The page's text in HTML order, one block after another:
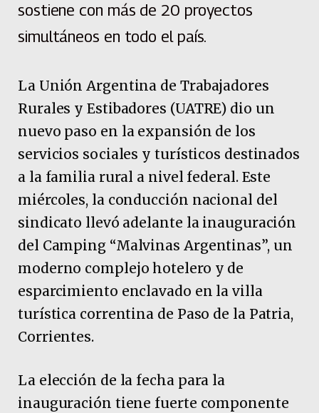
sostiene con más de 20 proyectos
simultáneos en todo el país.
La Unión Argentina de Trabajadores
Rurales y Estibadores (UATRE) dio un
nuevo paso en la expansión de los
servicios sociales y turísticos destinados
a la familia rural a nivel federal. Este
miércoles, la conducción nacional del
sindicato llevó adelante la inauguración
del Camping “Malvinas Argentinas”, un
moderno complejo hotelero y de
esparcimiento enclavado en la villa
turística correntina de Paso de la Patria,
Corrientes.
La elección de la fecha para la
inauguración tiene fuerte componente